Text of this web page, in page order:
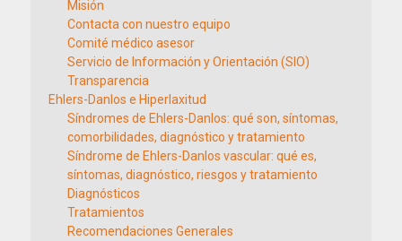
Misión
Contacta con nuestro equipo
Comité médico asesor
Servicio de Información y Orientación (SIO)
Transparencia
Ehlers-Danlos e Hiperlaxitud
Síndromes de Ehlers-Danlos: qué son, síntomas,
comorbilidades, diagnóstico y tratamiento
Síndrome de Ehlers-Danlos vascular: qué es,
síntomas, diagnóstico, riesgos y tratamiento
Diagnósticos
Tratamientos
Recomendaciones Generales